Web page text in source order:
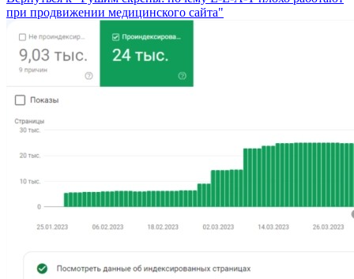
при продвижении медицинского сайта"